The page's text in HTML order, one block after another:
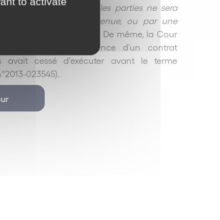
; le contrat liant les parties ne sera
non encore intervenue, ou par une
RG n°08/15864, inédit). De même, la Cour
en présence d’un contrat
avait cessé d’exécuter avant le terme
023545).